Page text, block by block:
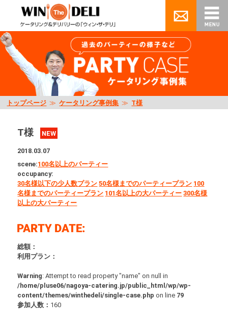
トップページ ≫ケータリング事例集 ≫ T様
T様 NEW
2018.03.07
scene:100名以上のパーティー
occupancy:
30名様以下の少人数プラン 50名様までのパーティープラン 100
名様までのパーティープラン 101名以上の大パーティー 300名様
以上の大パーティー
総額：
利用プラン：
Warning: Attempt to read property "name" on null in
/home/pluse06/nagoya-catering.jp/public_html/wp/wp-
content/themes/winthedeli/single-case.php on line 79
参加人数： 160